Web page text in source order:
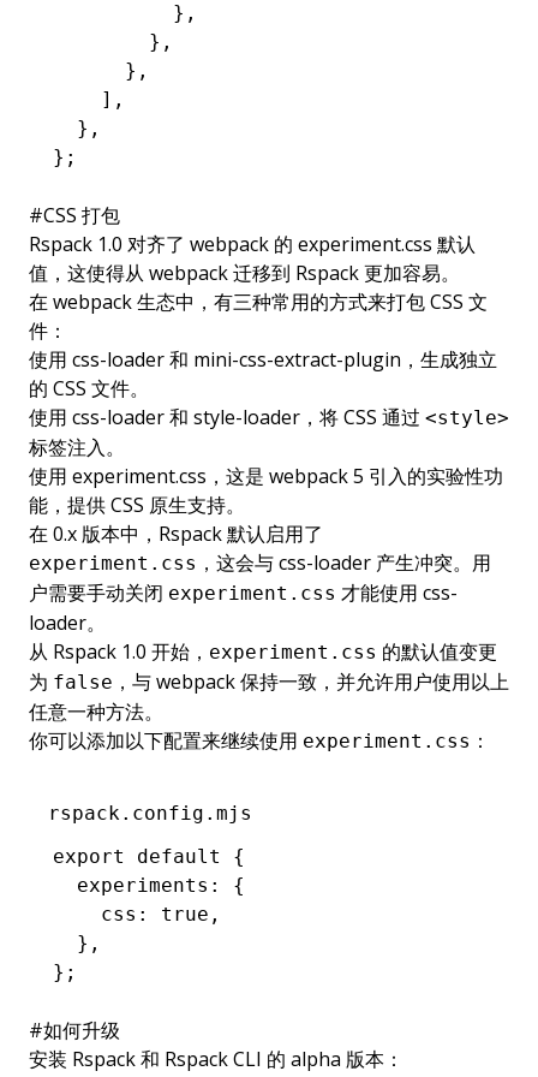
          },
        },
      },
    ],
  },
};
#CSS 打包
Rspack 1.0 对齐了 webpack 的 experiment.css 默认
值，这使得从 webpack 迁移到 Rspack 更加容易。
在 webpack 生态中，有三种常用的方式来打包 CSS 文
件：
使用 css-loader和 mini-css-extract-plugin ，生成独立
的 CSS 文件。
使用 css-loader和 style-loader ，将 CSS 通过 <style>
标签注入。
使用 experiment.css ，这是 webpack 5 引入的实验性功
能，提供 CSS 原生支持。
在 0.x 版本中，Rspack 默认启用了
experiment.css ，这会与 css-loader 产生冲突。用
户需要手动关闭 experiment.css 才能使用 css-
loader。
从 Rspack 1.0 开始， experiment.css 的默认值变更
为 false ，与 webpack 保持一致，并允许用户使用以上
任意一种方法。
你可以添加以下配置来继续使用 experiment.css ：
rspack.config.mjs
export
default
{
  experiments
:
{
    css
: true ,
  }
,
};
#如何升级
安装 Rspack 和 Rspack CLI 的 alpha 版本：